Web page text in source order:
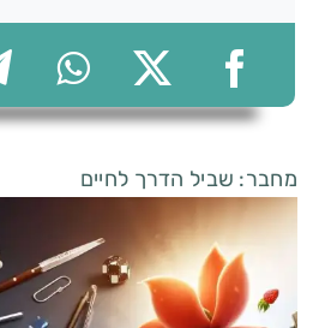
מחבר: שביל הדרך לחיים